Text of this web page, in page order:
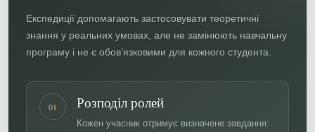
Експедиції допомагають застосовувати теоретичні
знання у реальних умовах, але не замінюють навчальну
програму і не є обов’язковими для кожного студента.
01 Розподіл ролей
Кожен учасник отримує визначене завдання: